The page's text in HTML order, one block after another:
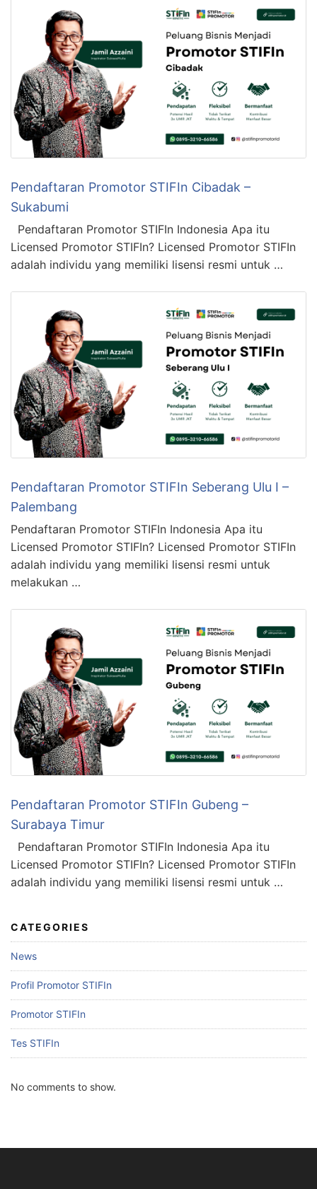
Pendaftaran Promotor STIFIn Cibadak –
Sukabumi
Pendaftaran Promotor STIFIn Indonesia Apa itu
Licensed Promotor STIFIn? Licensed Promotor STIFIn
adalah individu yang memiliki lisensi resmi untuk …
Pendaftaran Promotor STIFIn Seberang Ulu I –
Palembang
Pendaftaran Promotor STIFIn Indonesia Apa itu
Licensed Promotor STIFIn? Licensed Promotor STIFIn
adalah individu yang memiliki lisensi resmi untuk
melakukan …
Pendaftaran Promotor STIFIn Gubeng –
Surabaya Timur
Pendaftaran Promotor STIFIn Indonesia Apa itu
Licensed Promotor STIFIn? Licensed Promotor STIFIn
adalah individu yang memiliki lisensi resmi untuk …
CATEGORIES
News
Profil Promotor STIFIn
Promotor STIFIn
Tes STIFIn
No comments to show.